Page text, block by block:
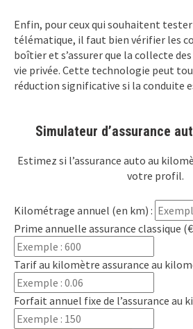
Enfin, pour ceux qui souhaitent
télématique, il faut bien vérifier les
boîtier et s’assurer que la collecte
vie privée. Cette technologie peut
réduction significative si la conduite
Simulateur d’assurance
Estimez si l’assurance auto au
votre profil.
Kilométrage annuel (en km) :
Prime annuelle assurance classique
Tarif au kilomètre assurance au
Forfait annuel fixe de l’assurance au